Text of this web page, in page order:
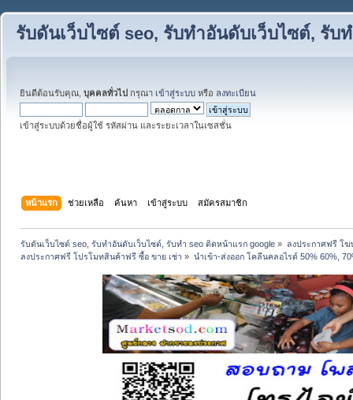
รับดันเว็บไซต์ seo, รับทำอันดับเว็บไซต์, รับ
ยินดีต้อนรับคุณ, บุคคลทั่วไป กรุณา เข้าสู่ระบบ หรือ ลงทะเบียน
เข้าสู่ระบบด้วยชื่อผู้ใช้ รหัสผ่าน และระยะเวลาในเซสชั่น
หน้าแรก ช่วยเหลือ ค้นหา เข้าสู่ระบบ สมัครสมาชิก
รับดันเว็บไซต์ seo, รับทำอันดับเว็บไซต์, รับทำ seo ติดหน้าแรก google » ลงประกาศฟรี โ
ลงประกาศฟรี โปรโมทสินค้าฟรี ซื้อ ขาย เช่า » นำเข้า-ส่งออก โคลีนคลอไรด์ 50% 60%,